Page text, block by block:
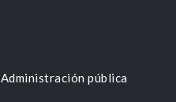
Administración pública